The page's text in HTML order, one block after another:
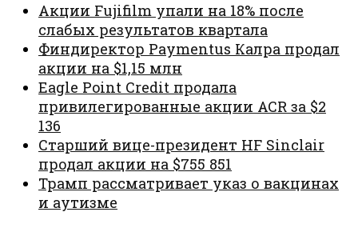
Акции Fujifilm упали на 18% после
слабых результатов квартала
Финдиректор Paymentus Калра продал
акции на $1,15 млн
Eagle Point Credit продала
привилегированные акции ACR за $2
136
Старший вице-президент HF Sinclair
продал акции на $755 851
Трамп рассматривает указ о вакцинах
и аутизме